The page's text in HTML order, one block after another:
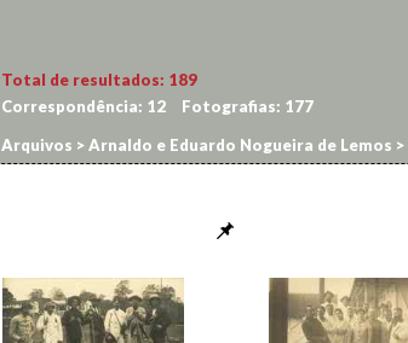
Total de resultados: 189
Correspondência: 12 Fotografias: 177
Arquivos >Arnaldo e Eduardo Nogueira de Lemos >